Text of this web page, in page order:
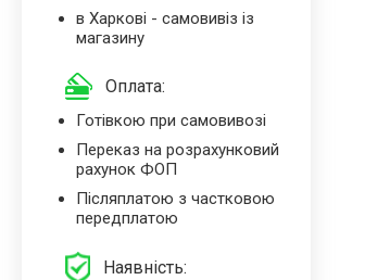
в Харкові - самовивіз із
магазину
Оплата:
Готівкою при самовивозі
Переказ на розрахунковий
рахунок ФОП
Післяплатою з частковою
передплатою
Наявність: